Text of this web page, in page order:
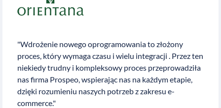
"Wdrożenie nowego oprogramowania to złożony
proces, który wymaga czasu i wielu integracji . Przez ten
niekiedy trudny i kompleksowy proces przeprowadziła
nas firma Prospeo, wspierając nas na każdym etapie,
dzięki rozumieniu naszych potrzeb z zakresu e-
commerce."